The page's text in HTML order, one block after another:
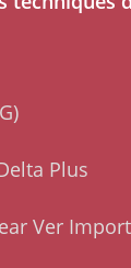
Plus
Ver